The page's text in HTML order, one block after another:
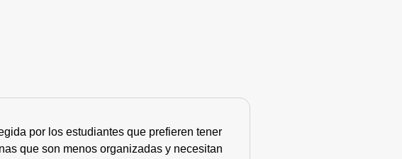
por los estudiantes que prefieren tener
que son menos organizadas y necesitan